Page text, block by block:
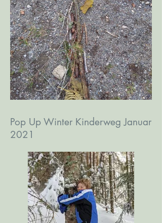
Pop Up Winter Kinderweg Januar
2021